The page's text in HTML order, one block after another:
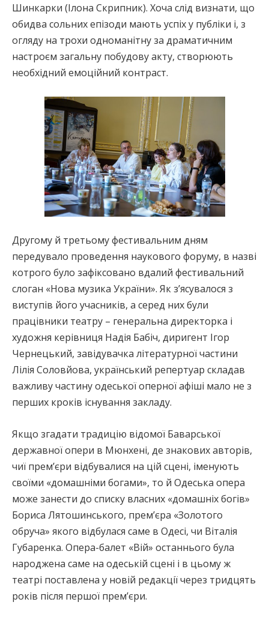
Шинкарки (Ілона Скрипник). Хоча слід визнати, що
обидва сольних епізоди мають успіх у публіки і, з
огляду на трохи одноманітну за драматичним
настроєм загальну побудову акту, створюють
необхідний емоційний контраст.
Другому й третьому фестивальним дням
передувало проведення наукового форуму, в назві
котрого було зафіксовано вдалий фестивальний
слоган «Нова музика України». Як з’ясувалося з
виступів його учасників, а серед них були
працівники театру – генеральна директорка і
художня керівниця Надія Бабіч, диригент Ігор
Чернецький, завідувачка літературної частини
Лілія Соловйова, український репертуар складав
важливу частину одеської оперної афіші мало не з
перших кроків існування закладу.
Якщо згадати традицію відомої Баварської
державної опери в Мюнхені, де знакових авторів,
чиї прем’єри відбувалися на цій сцені, іменують
своїми «домашніми богами», то й Одеська опера
може занести до списку власних «домашніх богів»
Бориса Лятошинського, прем’єра «Золотого
обруча» якого відбулася саме в Одесі, чи Віталія
Губаренка. Опера-балет «Вій» останнього була
народжена саме на одеській сцені і в цьому ж
театрі поставлена у новій редакції через тридцять
років після першої прем’єри.